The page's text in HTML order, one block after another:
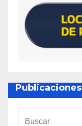
Publicaciones